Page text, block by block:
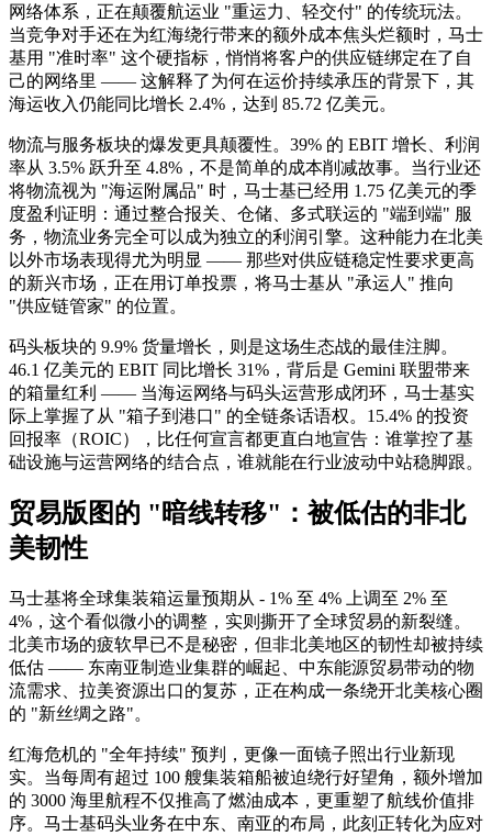
网络体系，正在颠覆航运业 "重运力、轻交付" 的传统玩法。
当竞争对手还在为红海绕行带来的额外成本焦头烂额时，马士
基用 "准时率" 这个硬指标，悄悄将客户的供应链绑定在了自
己的网络里 —— 这解释了为何在运价持续承压的背景下，其
海运收入仍能同比增长 2.4%，达到 85.72 亿美元。
物流与服务板块的爆发更具颠覆性。39% 的 EBIT 增长、利润
率从 3.5% 跃升至 4.8%，不是简单的成本削减故事。当行业还
将物流视为 "海运附属品" 时，马士基已经用 1.75 亿美元的季
度盈利证明：通过整合报关、仓储、多式联运的 "端到端" 服
务，物流业务完全可以成为独立的利润引擎。这种能力在北美
以外市场表现得尤为明显 —— 那些对供应链稳定性要求更高
的新兴市场，正在用订单投票，将马士基从 "承运人" 推向
"供应链管家" 的位置。
码头板块的 9.9% 货量增长，则是这场生态战的最佳注脚。
46.1 亿美元的 EBIT 同比增长 31%，背后是 Gemini 联盟带来
的箱量红利 —— 当海运网络与码头运营形成闭环，马士基实
际上掌握了从 "箱子到港口" 的全链条话语权。15.4% 的投资
回报率（ROIC），比任何宣言都更直白地宣告：谁掌控了基
础设施与运营网络的结合点，谁就能在行业波动中站稳脚跟。
贸易版图的 "暗线转移"：被低估的非北
美韧性
马士基将全球集装箱运量预期从 - 1% 至 4% 上调至 2% 至
4%，这个看似微小的调整，实则撕开了全球贸易的新裂缝。
北美市场的疲软早已不是秘密，但非北美地区的韧性却被持续
低估 —— 东南亚制造业集群的崛起、中东能源贸易带动的物
流需求、拉美资源出口的复苏，正在构成一条绕开北美核心圈
的 "新丝绸之路"。
红海危机的 "全年持续" 预判，更像一面镜子照出行业新现
实。当每周有超过 100 艘集装箱船被迫绕行好望角，额外增加
的 3000 海里航程不仅推高了燃油成本，更重塑了航线价值排
序。马士基码头业务在中东、南亚的布局，此刻正转化为应对